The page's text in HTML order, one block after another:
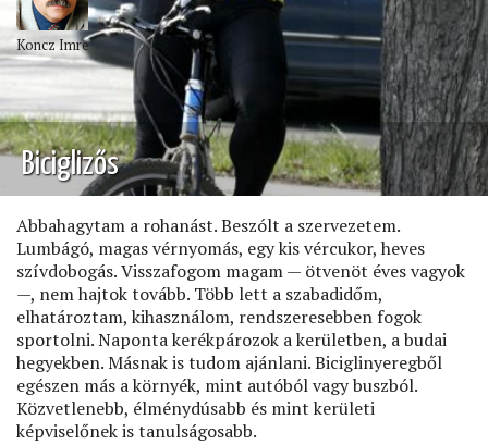
Biciglizős
Koncz Imre
Abbahagytam a rohanást. Beszólt a szervezetem.
Lumbágó, magas vérnyomás, egy kis vércukor, heves
szívdobogás. Visszafogom magam — ötvenöt éves vagyok
—, nem hajtok tovább. Több lett a szabadidőm,
elhatároztam, kihasználom, rendszeresebben fogok
sportolni. Naponta kerékpározok a kerületben, a budai
hegyekben. Másnak is tudom ajánlani. Biciglinyeregből
egészen más a környék, mint autóból vagy buszból.
Közvetlenebb, élménydúsabb és mint kerületi
képviselőnek is tanulságosabb.